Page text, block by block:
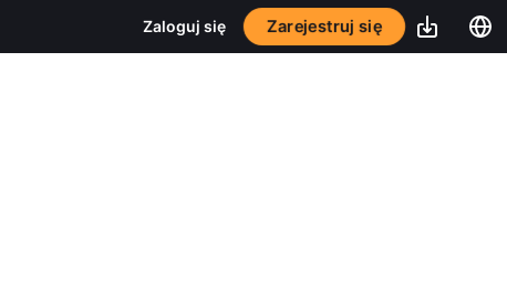
Zaloguj się Zarejestruj się